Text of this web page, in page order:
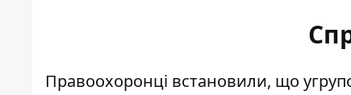
Правоохоронці встановили, що